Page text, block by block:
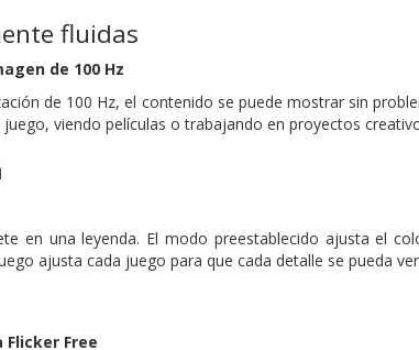
fluidas
de 100 Hz
de 100 Hz, el contenido se puede mostrar sin
viendo películas o trabajando en proyectos
en una leyenda. El modo preestablecido ajusta el
ajusta cada juego para que cada detalle se pueda
Free